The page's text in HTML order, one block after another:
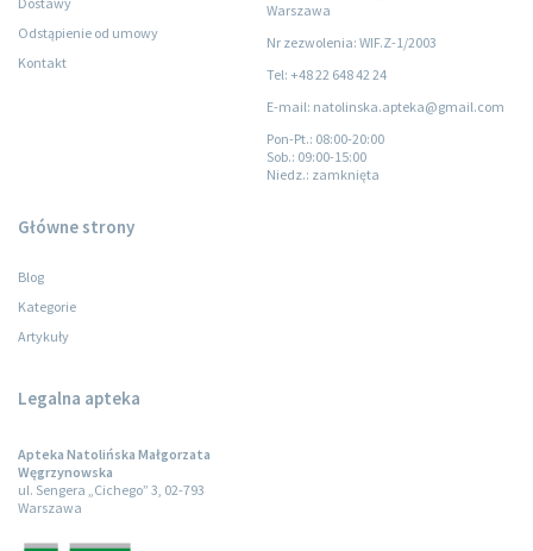
Odstąpienie od umowy
Kontakt
Warszawa
Nr zezwolenia: WIF.Z-1/2003
Tel: +48 22 648 42 24
E-mail: natolinska.apteka@gmail.com
Pon-Pt.: 08:00-20:00
Sob.: 09:00-15:00
Niedz.: zamknięta
Główne strony
Blog
Kategorie
Artykuły
Legalna apteka
Apteka Natolińska Małgorzata
Węgrzynowska
ul. Sengera „Cichego” 3, 02-793
Warszawa